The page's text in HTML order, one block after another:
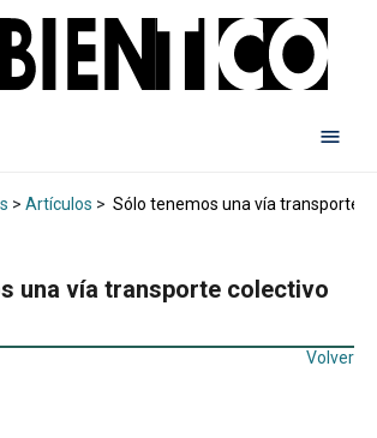
> Artículos > Sólo tenemos una vía transporte
una vía transporte colectivo
Volver